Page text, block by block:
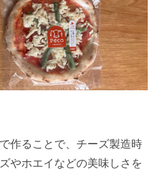
作ることで、チーズ製造時
やホエイなどの美味しさを